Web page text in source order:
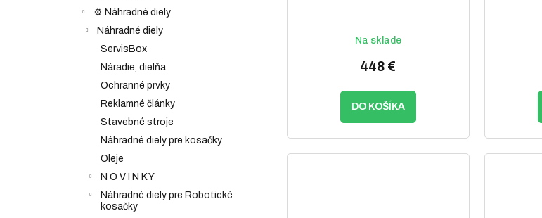
⚙️ Náhradné diely
Náhradné diely
ServisBox
Náradie, dielňa
Ochranné prvky
Reklamné články
Stavebné stroje
Náhradné diely pre kosačky
Oleje
N O V I N K Y
Náhradné diely pre Robotické
kosačky
Na sklade
448 €
DO KOŠÍKA